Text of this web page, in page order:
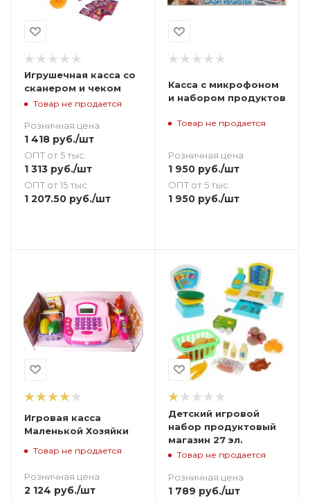
Игрушечная касса со
сканером и чеком
Товар не продается
Розничная цена
1 418 руб./шт
ОПТ от 5 тыс.
1 313 руб./шт
ОПТ от 15 тыс.
1 207.50 руб./шт
Касса с микрофоном
и набором продуктов
Товар не продается
Розничная цена
1 950руб./шт
ОПТ от 5 тыс.
1 950руб./шт
Игровая касса
Маленькой Хозяйки
Товар не продается
Розничная цена
2 124 руб./шт
Детский игровой
набор продуктовый
магазин 27 эл.
Товар не продается
Розничная цена
1 789 руб./шт